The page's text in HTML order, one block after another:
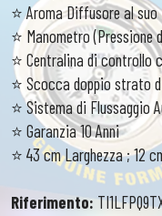
⭐️ Aroma Diffusore al
⭐️ Manometro (Pressione
⭐️ Centralina di controllo
⭐️ Scocca doppio strato
⭐️ Sistema di Flussaggio
⭐️ Garanzia 10 Anni
⭐️ 43 cm Larghezza ; 12
Riferimento: